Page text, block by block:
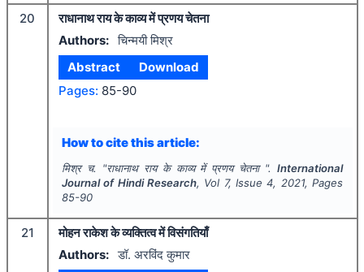
20
राधानाथ राय के काव्य में प्रणय चेतना
Authors: चिन्मयी मिश्र
Abstract
Download
Pages: 85-90
How to cite this article:
मिश्र च. "राधानाथ राय के काव्य में प्रणय चेतना ".International
Journal of Hindi Research, Vol 7, Issue4, 2021, Pages
85-90
21
मोहन राकेश के व्यक्तित्व में विसंगतियाँ
Authors: डॉ. अरविंद कुमार